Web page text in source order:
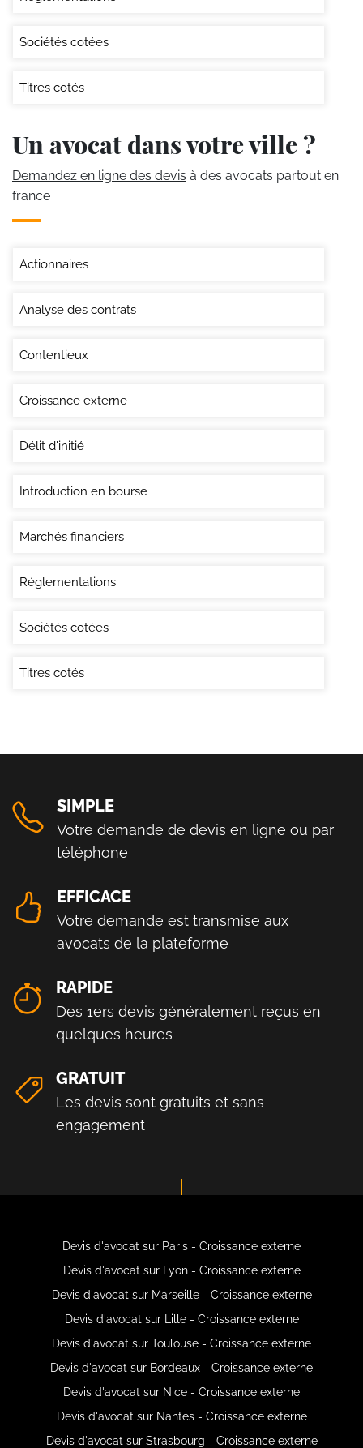
Sociétés cotées
Titres cotés
Un avocat dans votre ville ?
Demandez en ligne des devis à des avocats partout en
france
Actionnaires
Analyse des contrats
Contentieux
Croissance externe
Délit d'initié
Introduction en bourse
Marchés financiers
Réglementations
Sociétés cotées
Titres cotés
SIMPLE
Votre demande de devis en ligne ou par
téléphone
EFFICACE
Votre demande est transmise aux
avocats de la plateforme
RAPIDE
Des 1ers devis généralement reçus en
quelques heures
GRATUIT
Les devis sont gratuits et sans
engagement
Devis d'avocat sur Paris - Croissance externe
Devis d'avocat sur Lyon - Croissance externe
Devis d'avocat sur Marseille - Croissance externe
Devis d'avocat sur Lille - Croissance externe
Devis d'avocat sur Toulouse - Croissance externe
Devis d'avocat sur Bordeaux - Croissance externe
Devis d'avocat sur Nice - Croissance externe
Devis d'avocat sur Nantes - Croissance externe
Devis d'avocat sur Strasbourg - Croissance externe